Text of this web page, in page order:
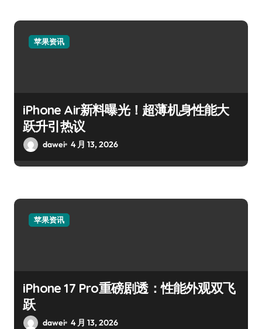
苹果资讯
iPhone Air新料曝光！超薄机身性能大
跃升引热议
dawei 4 月 13, 2026
苹果资讯
iPhone 17 Pro重磅剧透：性能外观双飞
跃
dawei 4 月 13, 2026